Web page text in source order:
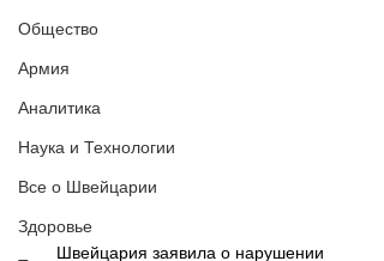
Общество
Армия
Аналитика
Наука и Технологии
Все о Швейцарии
Здоровье
Швейцария заявила о нарушении